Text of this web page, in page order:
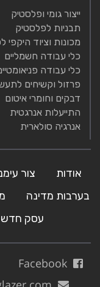
ייצור גומי ופלסטיק
תבניות לפלסטיק
מכונות וציוד היקפי
כלי עבודה חשמליים
כלי עבודה
פרזול וקשיחים
דבקים וחומרי איטום
התייעלות אנרגטית
אנרגיה סולארית
אודות צור
בערבות מדינה
עסק חדש
Facebook